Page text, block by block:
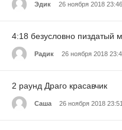
Эдик 26 ноября 2018 23:46
4:18 безусловно пиздатый
Радик 26 ноября 2018
2 раунд Драго красавчик
Саша 26 ноября 2018 23:51